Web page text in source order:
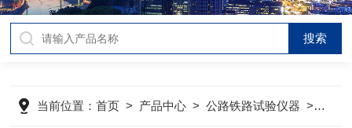
当前位置：首页 > 产品中心 >公路铁路试验仪器 > 公路